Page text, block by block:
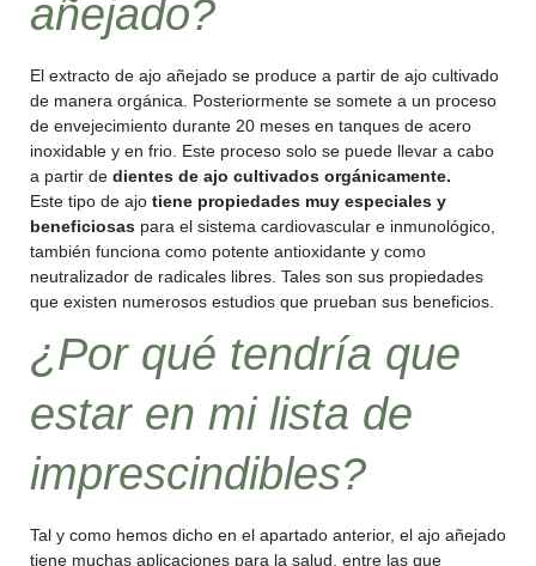
añejado?
El extracto de ajo añejado se produce a partir de ajo cultivado
de manera orgánica. Posteriormente se somete a un proceso
de envejecimiento durante 20 meses en tanques de acero
inoxidable y en frio. Este proceso solo se puede llevar a cabo
a partir de dientes de ajo cultivados orgánicamente.
Este tipo de ajo tiene propiedades muy especiales y
beneficiosas para el sistema cardiovascular e inmunológico,
también funciona como potente antioxidante y como
neutralizador de radicales libres. Tales son sus propiedades
que existen numerosos estudios que prueban sus beneficios.
¿Por qué tendría que
estar en mi lista de
imprescindibles?
Tal y como hemos dicho en el apartado anterior, el ajo añejado
tiene muchas aplicaciones para la salud, entre las que